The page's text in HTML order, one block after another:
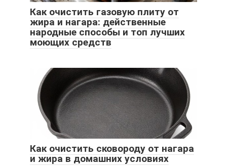
Как очистить газовую плиту от
жира и нагара: действенные
народные способы и топ лучших
моющих средств
Как очистить сковороду от нагара
и жира в домашних условиях